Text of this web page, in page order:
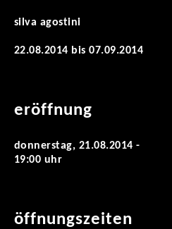
silva agostini
22.08.2014 bis07.09.2014
eröffnung
donnerstag, 21.08.2014 -
19:00 uhr
öffnungszeiten